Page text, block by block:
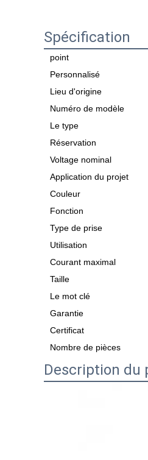
Spécification
point
Personnalisé
Lieu d'origine
Numéro de modèle
Le type
Réservation
Voltage nominal
Application du projet
Couleur
Fonction
Type de prise
Utilisation
Courant maximal
Taille
Le mot clé
Garantie
Certificat
Nombre de pièces
Description du